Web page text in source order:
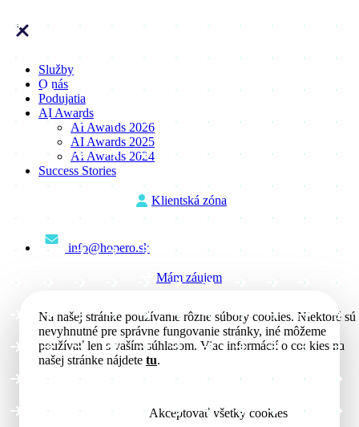
Služby
O nás
Podujatia
AI Awards
AI Awards 2026
AI Awards 2025
AI Awards 2024
Success Stories
Klientská zóna
info@hopero.sk
Mám záujem
Na našej stránke používame rôzne súbory cookies. Niektoré sú
nevyhnutné pre správne fungovanie stránky, iné môžeme
používať len s vaším súhlasom. Viac informácií o cookies na
našej stránke nájdete tu.
Akceptovať všetky cookies